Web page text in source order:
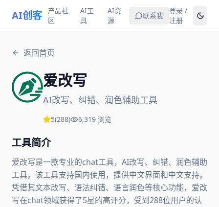
AI创客
产品社
区
AI工
具
AI资
源
联系我
登录 /
注册
返回首页
爱改写
AI改写、纠错、润色辅助工具
5(288) 6,319 浏览
工具简介
爱改写是一款专业的chat工具，AI改写、纠错、润色辅助
工具。该工具支持国内使用，提供中文界面和中文支持。
凭借其文本改写、语法纠错、语言润色等核心功能，爱改
写在chat领域获得了5星的高评分，受到288位用户的认